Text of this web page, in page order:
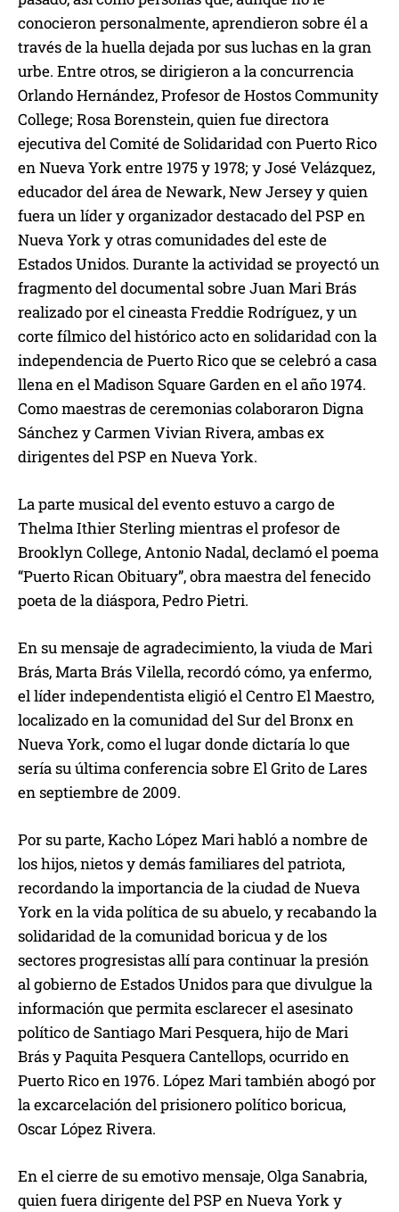
conocieron personalmente, aprendieron sobre él a
través de la huella dejada por sus luchas en la gran
urbe. Entre otros, se dirigieron a la concurrencia
Orlando Hernández, Profesor de Hostos Community
College; Rosa Borenstein, quien fue directora
ejecutiva del Comité de Solidaridad con Puerto Rico
en Nueva York entre 1975 y 1978; y José Velázquez,
educador del área de Newark, New Jersey y quien
fuera un líder y organizador destacado del PSP en
Nueva York y otras comunidades del este de
Estados Unidos. Durante la actividad se proyectó un
fragmento del documental sobre Juan Mari Brás
realizado por el cineasta Freddie Rodríguez, y un
corte fílmico del histórico acto en solidaridad con la
independencia de Puerto Rico que se celebró a casa
llena en el Madison Square Garden en el año 1974.
Como maestras de ceremonias colaboraron Digna
Sánchez y Carmen Vivian Rivera, ambas ex
dirigentes del PSP en Nueva York.
La parte musical del evento estuvo a cargo de
Thelma Ithier Sterling mientras el profesor de
Brooklyn College, Antonio Nadal, declamó el poema
“Puerto Rican Obituary”, obra maestra del fenecido
poeta de la diáspora, Pedro Pietri.
En su mensaje de agradecimiento, la viuda de Mari
Brás, Marta Brás Vilella, recordó cómo, ya enfermo,
el líder independentista eligió el Centro El Maestro,
localizado en la comunidad del Sur del Bronx en
Nueva York, como el lugar donde dictaría lo que
sería su última conferencia sobre El Grito de Lares
en septiembre de 2009.
Por su parte, Kacho López Mari habló a nombre de
los hijos, nietos y demás familiares del patriota,
recordando la importancia de la ciudad de Nueva
York en la vida política de su abuelo, y recabando la
solidaridad de la comunidad boricua y de los
sectores progresistas allí para continuar la presión
al gobierno de Estados Unidos para que divulgue la
información que permita esclarecer el asesinato
político de Santiago Mari Pesquera, hijo de Mari
Brás y Paquita Pesquera Cantellops, ocurrido en
Puerto Rico en 1976. López Mari también abogó por
la excarcelación del prisionero político boricua,
Oscar López Rivera.
En el cierre de su emotivo mensaje, Olga Sanabria,
quien fuera dirigente del PSP en Nueva York y